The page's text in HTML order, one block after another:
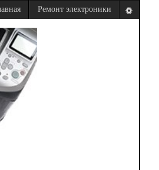
Ремонт электроники